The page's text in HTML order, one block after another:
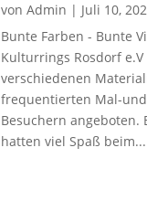
von Admin | Juli 10,
Bunte Farben - Bunte
Kulturrings Rosdorf
verschiedenen
frequentierten Mal-
Besuchern angeboten.
hatten viel Spaß beim...